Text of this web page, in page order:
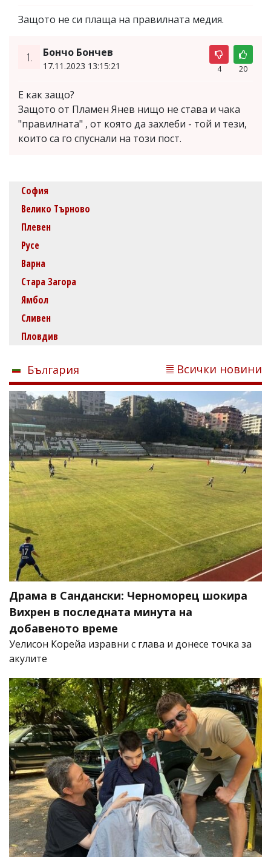
Защото не си плаща на правилната медия.
1. Бончо Бончев
17.11.2023 13:15:21 4 20
Е как защо?
Защото от Пламен Янев нищо не става и чака
"правилната" , от която да захлеби - той и тези,
които са го спуснали на този пост.
София
Велико Търново
Плевен
Русе
Варна
Стара Загора
Ямбол
Сливен
Пловдив
България Всички новини
Драма в Сандански: Черноморец шокира
Вихрен в последната минута на
добавеното време
Уелисон Корейа изравни с глава и донесе точка за
акулите